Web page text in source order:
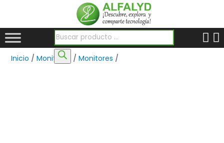
Búsqueda de productos
Inicio /Monitores /Monitores /